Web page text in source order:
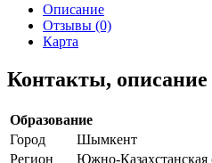
Описание
Отзывы (0)
Карта
Контакты, описание
Образование
Город
Шымкент
Регион
Южно-Казахстанская